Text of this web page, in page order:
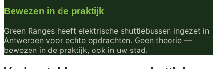
Bewezen in de praktijk
Green Ranges heeft elektrische shuttlebussen ingezet in
Antwerpen voor echte opdrachten. Geen theorie —
bewezen in de praktijk, ook in uw stad.